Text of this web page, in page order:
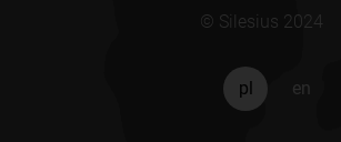
© Silesius 2024
pl en